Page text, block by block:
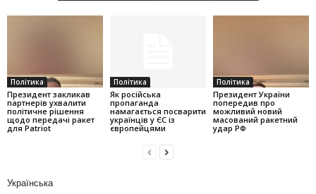
Політика
Президент закликав
партнерів ухвалити
політичне рішення
щодо передачі ракет
для Patriot
Політика
Як російська
пропаганда
намагається посварити
українців у ЄС із
європейцями
Політика
Президент України
попередив про
можливий новий
масований ракетний
удар РФ
Українська